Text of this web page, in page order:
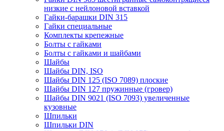
низкие с нейлоновой вставкой
Гайки-барашки DIN 315
Гайки специальные
Комплекты крепежные
Болты с гайками
Болты с гайками и шайбами
Шайбы
Шайбы DIN, ISO
Шайбы DIN 125 (ISO 7089) плоские
Шайбы DIN 127 пружинные (гровер)
Шайбы DIN 9021 (ISO 7093) увеличенные
кузовные
Шпильки
Шпильки DIN